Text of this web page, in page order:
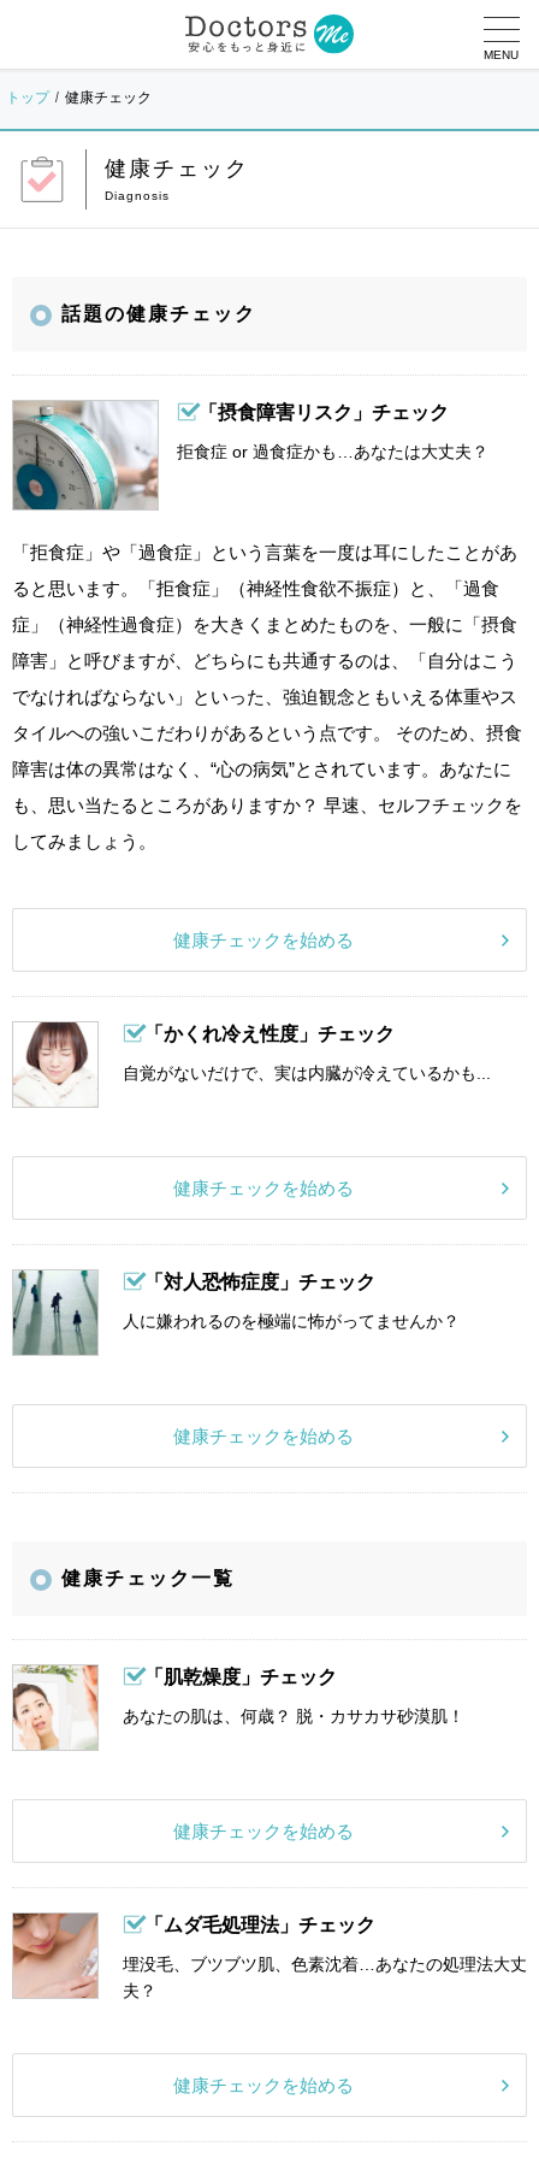
MENU
トップ 健康チェック
健康チェック
話題の健康チェック
「摂食障害リスク」チェック
拒食症 or 過食症かも…あなたは大丈夫？
「拒食症」や「過食症」という言葉を一度は耳にしたことがあ
ると思います。「拒食症」（神経性食欲不振症）と、「過食
症」（神経性過食症）を大きくまとめたものを、一般に「摂食
障害」と呼びますが、どちらにも共通するのは、「自分はこう
でなければならない」といった、強迫観念ともいえる体重やス
タイルへの強いこだわりがあるという点です。 そのため、摂食
障害は体の異常はなく、“心の病気”とされています。あなたに
も、思い当たるところがありますか？ 早速、セルフチェックを
してみましょう。
健康チェックを始める
「かくれ冷え性度」チェック
自覚がないだけで、実は内臓が冷えているかも...
健康チェックを始める
「対人恐怖症度」チェック
人に嫌われるのを極端に怖がってませんか？
健康チェックを始める
健康チェック一覧
「肌乾燥度」チェック
あなたの肌は、何歳？ 脱・カサカサ砂漠肌！
健康チェックを始める
「ムダ毛処理法」チェック
埋没毛、ブツブツ肌、色素沈着…あなたの処理法大丈
夫？
健康チェックを始める